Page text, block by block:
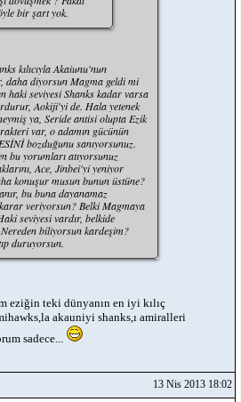
bir şart yok.
kılıcıyla Akaiunu'nun
daha diyorsun Magma geldi mi
haki seviyesi Shanks kadar varsa
Aokiji'yi de. Hala yetenek
ya, Seride antisi olupta Ezik
var, o adamın gücünün
bozduğunu sanıyorsunuz.
bu yorumları atıyorsunuz
Ace, Jinbei'yi yeniyor
konuşur musun bunun üstüne?
bu buna dayanamaz
veriyorsun? Belki Magmaya
seviyesi vardır, belkide
biliyorsun kardeşim?
duruyorsun.
eziğin teki dünyanın en iyi kılıç
akauniyi shanks,ı amiralleri
sadece...
13 Nis 2013 18:02